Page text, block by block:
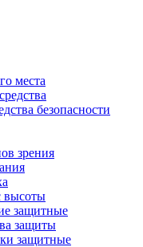
места
безопасности
зрения
высоты
защитные
защиты
защитные